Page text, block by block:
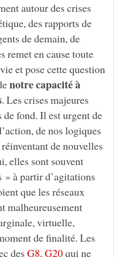
autour des crises
des rapports de
de demain, de
remet en cause toute
et pose cette question
notre capacité à
. Les crises majeures
de fond. Il est urgent de
de nos logiques
de nouvelles
elles sont souvent
à partir d’agitations
que les réseaux
malheureusement
virtuelle,
de finalité. Les
des G8, G20qui ne